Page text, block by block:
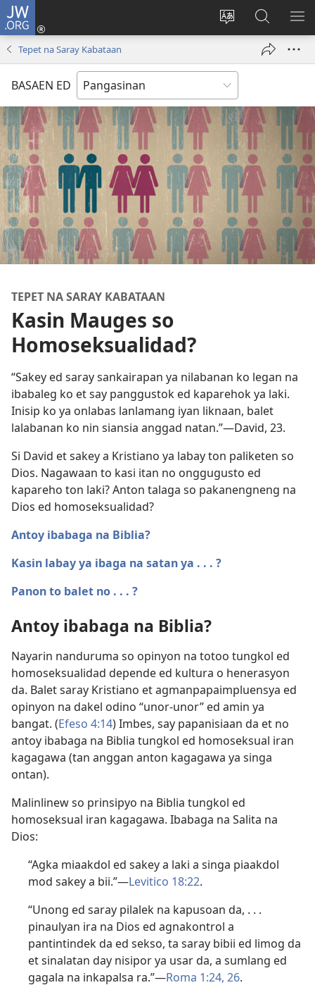
JW.ORG
Salatan
lenguahe
na
site
Man-
log
new
Mananap
ed
JW.ORG
Tepet na Saray Kabataan
BASAEN ED
TEPET NA SARAY KABATAAN
Kasin Mauges so
Homoseksualidad?
“Sakey ed saray sankairapan ya nilabanan ko legan na
ibabaleg ko et say panggustok ed kaparehok ya laki.
Inisip ko ya onlabas lanlamang iyan liknaan, balet
lalabanan ko nin siansia anggad natan.”​—David, 23.
Si David et sakey a Kristiano ya labay ton paliketen so
Dios. Nagawaan to kasi itan no onggugusto ed
kapareho ton laki? Anton talaga so pakanengneng na
Dios ed homoseksualidad?
Antoy ibabaga na Biblia?
Kasin labay ya ibaga na satan ya . . . ?
Panon to balet no . . . ?
Antoy ibabaga na Biblia?
Nayarin nanduruma so opinyon na totoo tungkol ed
homoseksualidad depende ed kultura o henerasyon
da. Balet saray Kristiano et agmanpapaimpluensya ed
opinyon na dakel odino “unor-unor” ed amin ya
bangat. (Efeso 4:​14) Imbes, say papanisiaan da et no
antoy ibabaga na Biblia tungkol ed homoseksual iran
kagagawa (tan anggan anton kagagawa ya singa
ontan).
Malinlinew so prinsipyo na Biblia tungkol ed
homoseksual iran kagagawa. Ibabaga na Salita na
Dios:
“Agka miaakdol ed sakey a laki a singa piaakdol
mod sakey a bii.”​—Levitico 18:22.
“Unong ed saray pilalek na kapusoan da, . . .
pinaulyan ira na Dios ed agnakontrol a
pantintindek da ed sekso, ta saray bibii ed limog da
et sinalatan day nisipor ya usar da, a sumlang ed
gagala na inkapalsa ra.”​—Roma 1:24, 26.